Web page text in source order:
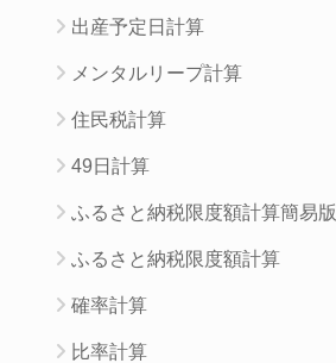
出産予定日計算
メンタルリープ計算
住民税計算
49日計算
ふるさと納税限度額計算簡易版
ふるさと納税限度額計算
確率計算
比率計算